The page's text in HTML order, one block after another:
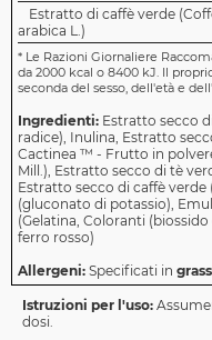
Estratto di caffè verde
arabica L.)
* Le Razioni Giornaliere
da 2000 kcal o 8400 kJ. Il
seconda del sesso, dell'età e
Ingredienti: Estratto secco
radice), Inulina, Estratto
Cactinea ™ - Frutto in
Mill.), Estratto secco di tè
Estratto secco di caffè verde
(gluconato di potassio),
(Gelatina, Coloranti
ferro rosso)
Allergeni: Specificati in
Istruzioni per l'uso:
dosi.